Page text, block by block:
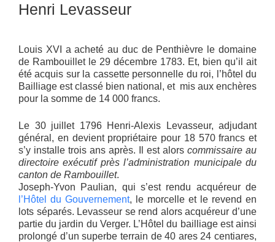
Henri Levasseur
Louis XVI a acheté au duc de Penthièvre le domaine
de Rambouillet le 29 décembre 1783. Et, bien qu’il ait
été acquis sur la cassette personnelle du roi, l’hôtel du
Bailliage est classé bien national, et mis aux enchères
pour la somme de 14 000 francs.
Le 30 juillet 1796 Henri-Alexis Levasseur, adjudant
général, en devient propriétaire pour 18 570 francs et
s’y installe trois ans après. Il est alors commissaire au
directoire exécutif près l’administration municipale du
canton de Rambouillet.
Joseph-Yvon Paulian, qui s’est rendu acquéreur de
l’Hôtel du Gouvernement, le morcelle et le revend en
lots séparés. Levasseur se rend alors acquéreur d’une
partie du jardin du Verger. L’Hôtel du bailliage est ainsi
prolongé d’un superbe terrain de 40 ares 24 centiares,